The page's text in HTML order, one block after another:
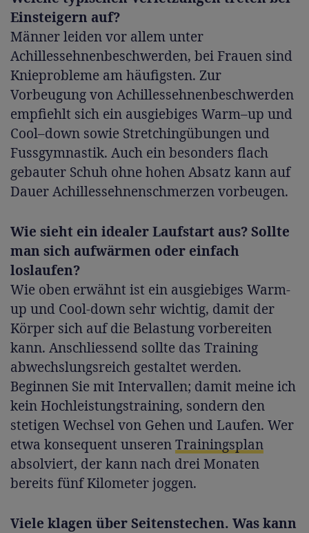
Einsteigern auf?
Männer leiden vor allem unter
Achillessehnenbeschwerden, bei Frauen sind
Knieprobleme am häufigsten. Zur
Vorbeugung von Achillessehnenbeschwerden
empfiehlt sich ein ausgiebiges Warm–up und
Cool–down sowie Stretchingübungen und
Fussgymnastik. Auch ein besonders flach
gebauter Schuh ohne hohen Absatz kann auf
Dauer Achillessehnenschmerzen vorbeugen.
Wie sieht ein idealer Laufstart aus? Sollte
man sich aufwärmen oder einfach
loslaufen?
Wie oben erwähnt ist ein ausgiebiges Warm-
up und Cool-down sehr wichtig, damit der
Körper sich auf die Belastung vorbereiten
kann. Anschliessend sollte das Training
abwechslungsreich gestaltet werden.
Beginnen Sie mit Intervallen; damit meine ich
kein Hochleistungstraining, sondern den
stetigen Wechsel von Gehen und Laufen. Wer
etwa konsequent unserenTrainingsplan
absolviert, der kann nach drei Monaten
bereits fünf Kilometer joggen.
Viele klagen über Seitenstechen. Was kann